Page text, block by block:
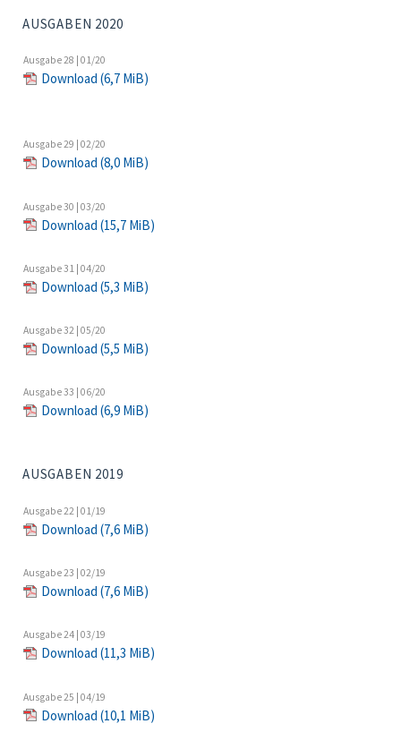
AUSGABEN 2020
Ausgabe 28 | 01/20
Download (6,7 MiB)
Ausgabe 29 | 02/20
Download (8,0 MiB)
Ausgabe 30 | 03/20
Download (15,7 MiB)
Ausgabe 31 | 04/20
Download (5,3 MiB)
Ausgabe 32 | 05/20
Download (5,5 MiB)
Ausgabe 33 | 06/20
Download (6,9 MiB)
AUSGABEN 2019
Ausgabe 22 | 01/19
Download (7,6 MiB)
Ausgabe 23 | 02/19
Download (7,6 MiB)
Ausgabe 24 | 03/19
Download (11,3 MiB)
Ausgabe 25 | 04/19
Download (10,1 MiB)